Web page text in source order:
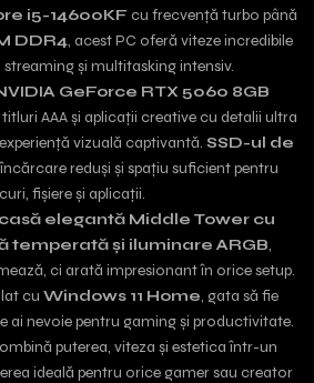
i5-14600KF cu frecvență turbo până
DDR4, acest PC oferă viteze incredibile
și multitasking intensiv.
GeForce RTX 5060 8GB
AAA și aplicații creative cu detalii ultra
vizuală captivantă. SSD-ul de
reduși și spațiu suficient pentru
fișiere și aplicații.
elegantă Middle Tower cu
temperată și iluminare ARGB,
ci arată impresionant în orice setup.
cu Windows 11 Home, gata să fie
ai nevoie pentru gaming și productivitate.
puterea, viteza și estetica într-un
ideală pentru orice gamer sau creator